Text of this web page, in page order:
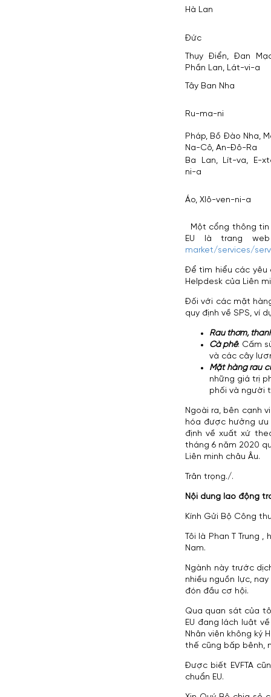
Hà Lan
Đức
Thụy Điển, Đan
Phần Lan, Lát-vi-a
Tây Ban Nha
Ru-ma-ni
Pháp, Bồ Đào Nha,
Na-Cô, An-Đô-Ra
Ba Lan, Lít-va, E-
ni-a
Áo, Xlô-ven-ni-a
Một cổng thông tin
EU là trang
market/services/
Để tìm hiểu các yêu
Helpdesk của Liên
Đối với các mặt
quy định về SPS, ví
Rau thơm,
Cà phê: Cấm
và các cây
Mặt hàng rau
những giá trị
phối và người
Ngoài ra, bên cạnh
hóa được hưởng ưu
định về xuất xứ
tháng 6 năm 2020
Liên minh châu Âu.
Trân trọng./.
Nội dung lao động
Kính Gửi Bộ Công
Tôi là Phan T
Nam.
Ngành này trước
nhiều nguồn lực,
đón đầu cơ hội.
Qua quan sát của
EU đang lách luật
Nhân viên không ký
thế cũng bấp bênh,
Được biết EVFTA
chuẩn EU.